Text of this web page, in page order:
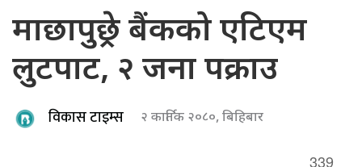
माछापुछ्रे बैंकको एटिएम
लुटपाट, २ जना पक्राउ
विकास टाइम्स २ कार्तिक २०८०, बिहिबार
339